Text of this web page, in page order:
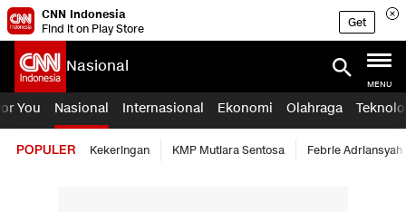
CNN Indonesia
Find it on Play Store
Get
Nasional
MENU
You Nasional Internasional Ekonomi Olahraga
POPULER Kekeringan KMP Mutiara Sentosa Febrie Adriansyah